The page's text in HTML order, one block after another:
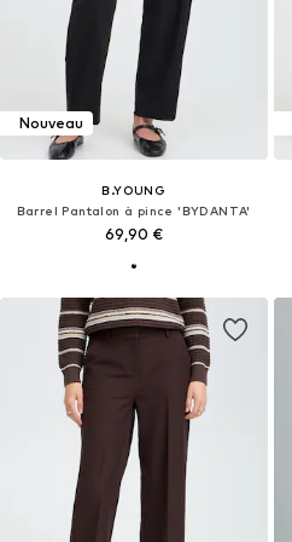
Nouveau
B.YOUNG
Barrel Pantalon à pince 'BYDANTA'
69,90 €